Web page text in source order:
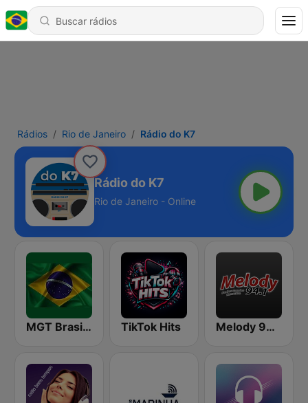
Rádios Rio de Janeiro Rádio do K7
Rádio do K7
Rio de Janeiro - Online
MGT Brasil Hits Sucesso Nacional TikTok Hits Melody 94.1 FM